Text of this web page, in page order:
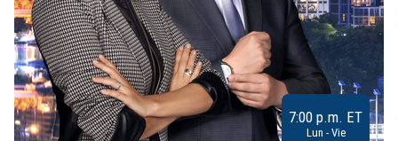
7:00 p.m. ET
Lun - Vie